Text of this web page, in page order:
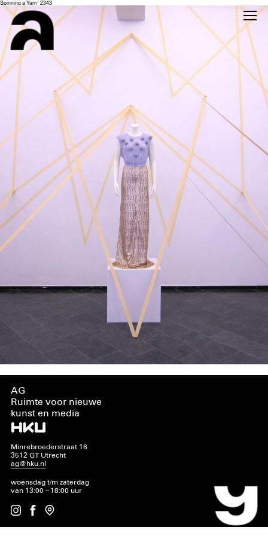
Spinning a Yarn_2343
AG
Ruimte voor nieuwe
kunst en media
Minrebroederstraat 16
3512 GT Utrecht
ag@hku.nl
woensdag t/m zaterdag
van 13:00 – 18:00 uur